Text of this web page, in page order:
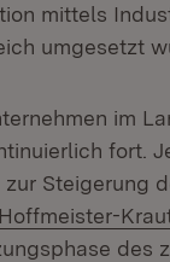
mittels
umgesetzt
im
fort.
zur Steigerung
des